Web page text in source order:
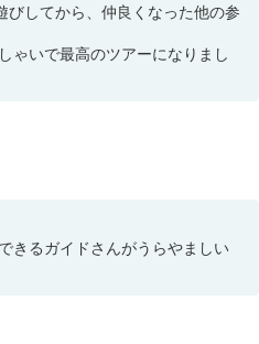
してから、仲良くなった他の参
ゃいで最高のツアーになりまし
きるガイドさんがうらやましい